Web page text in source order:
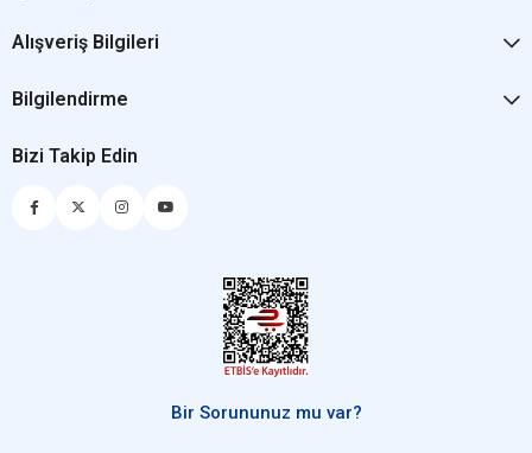
Alışveriş Bilgileri
Bilgilendirme
Bizi Takip Edin
Bir Sorununuz mu var?